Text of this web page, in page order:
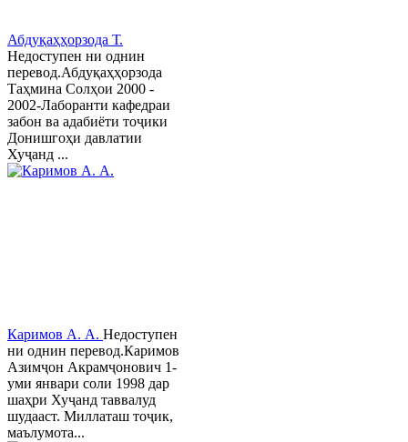
Абдуқаҳҳорзода Т.
Недоступен ни однин
перевод.Абдуқаҳҳорзода
Таҳмина Солҳои 2000 -
2002-Лаборанти кафедраи
забон ва адабиёти тоҷики
Донишгоҳи давлатии
Хуҷанд ...
Каримов А. А. Недоступен
ни однин перевод.Каримов
Азимҷон Акрамҷонович 1-
уми январи соли 1998 дар
шаҳри Хуҷанд таввалуд
шудааст. Миллаташ тоҷик,
маълумота...